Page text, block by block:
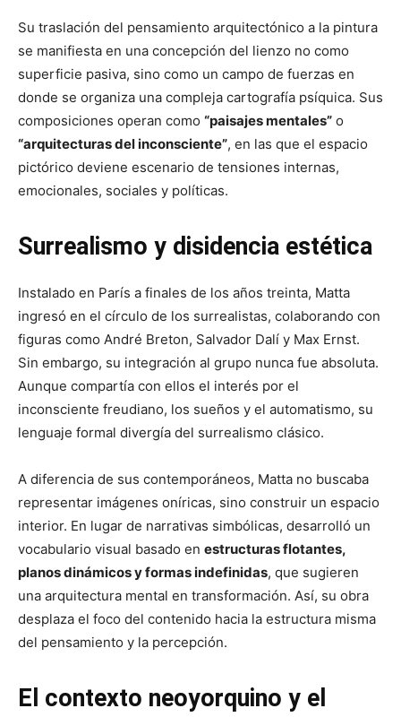
Su traslación del pensamiento arquitectónico a la pintura
se manifiesta en una concepción del lienzo no como
superficie pasiva, sino como un campo de fuerzas en
donde se organiza una compleja cartografía psíquica. Sus
composiciones operan como “paisajes mentales” o
“arquitecturas del inconsciente”, en las que el espacio
pictórico deviene escenario de tensiones internas,
emocionales, sociales y políticas.
Surrealismo y disidencia estética
Instalado en París a finales de los años treinta, Matta
ingresó en el círculo de los surrealistas, colaborando con
figuras como André Breton, Salvador Dalí y Max Ernst.
Sin embargo, su integración al grupo nunca fue absoluta.
Aunque compartía con ellos el interés por el
inconsciente freudiano, los sueños y el automatismo, su
lenguaje formal divergía del surrealismo clásico.
A diferencia de sus contemporáneos, Matta no buscaba
representar imágenes oníricas, sino construir un espacio
interior. En lugar de narrativas simbólicas, desarrolló un
vocabulario visual basado en estructuras flotantes,
planos dinámicos y formas indefinidas, que sugieren
una arquitectura mental en transformación. Así, su obra
desplaza el foco del contenido hacia la estructura misma
del pensamiento y la percepción.
El contexto neoyorquino y el